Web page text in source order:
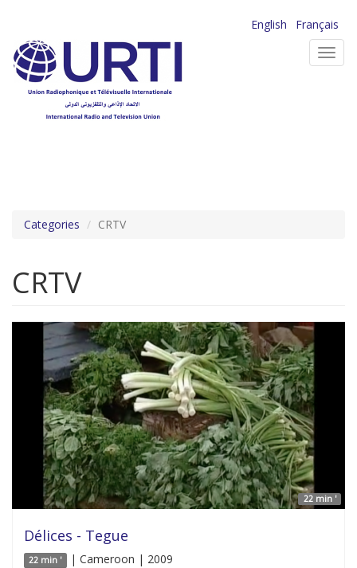
contenu
principal
English
Français
Categories CRTV
CRTV
22 min '
Délices - Tegue
22 min ' | Cameroon | 2009